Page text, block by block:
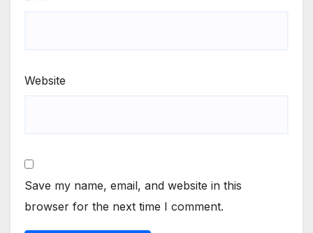
Website
Save my name, email, and website in this
browser for the next time I comment.